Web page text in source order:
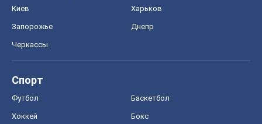
Киев Харьков
Запорожье Днепр
Черкассы
Спорт
Футбол Баскетбол
Хоккей Бокс